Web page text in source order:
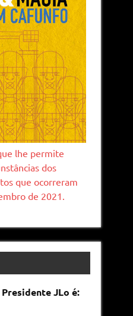
lhe permite
dos
que ocorreram
de 2021.
JLo é: